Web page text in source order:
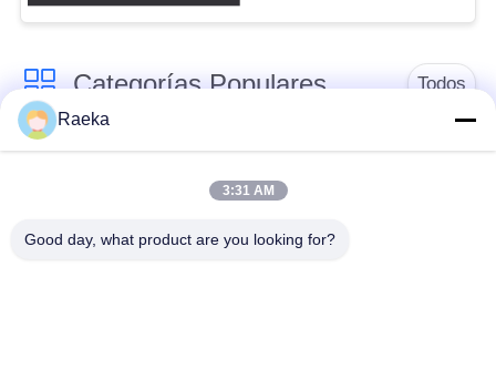
Categorías Populares Todos
bomba de vacío
Bomba de vacío de la
voluta
Bomba de vacío seca
bomba de vacío de
Raeka
3:31 AM
Good day, what product are you looking for?